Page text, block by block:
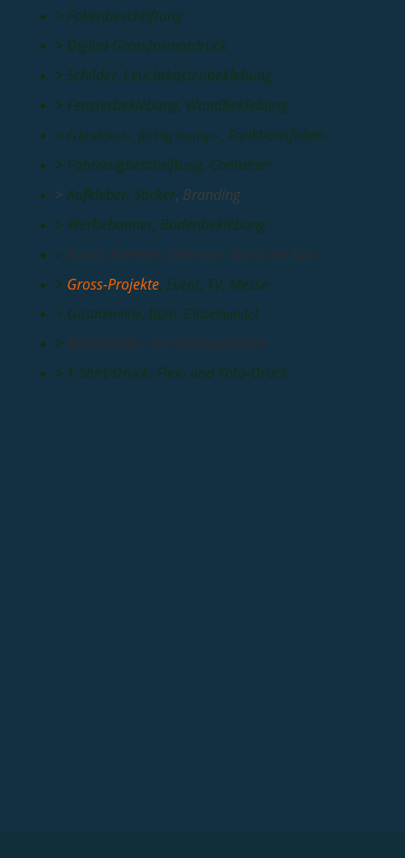
> Folienbeschriftung
> Digital-Grossformatdruck
> Schilder, Leuchtkastenbeklebung
> Fensterbeklebung, Wandbeklebung
> Glasdekor-, farbig transp.-, Funktionsfolien
> Fahrzeugbeschriftung, Container
>Aufkleber, Sticker, Branding
> Werbebanner, Bodenbeklebung
> Kunst, Künstler, Galerien, Kunst am Bau
> Gross-Projekte, Event, TV, Messe
> Gastronomie, Büro Einzelhandel
> Beklebungs- und Montagearbeit
> T-Shirt-Druck: Flex- und Foto-Druck